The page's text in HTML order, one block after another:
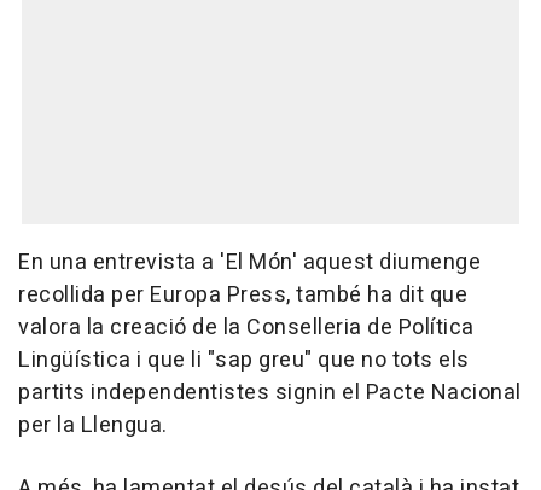
En una entrevista a 'El Món' aquest diumenge
recollida per Europa Press, també ha dit que
valora la creació de la Conselleria de Política
Lingüística i que li "sap greu" que no tots els
partits independentistes signin el Pacte Nacional
per la Llengua.